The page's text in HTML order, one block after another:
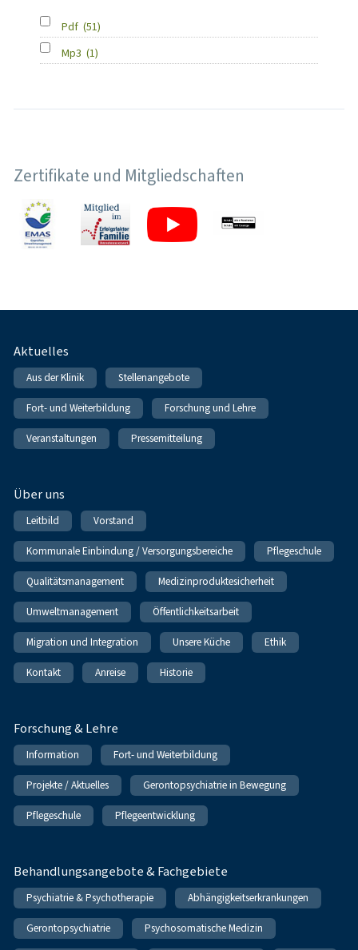
Pdf (51)
Mp3 (1)
Zertifikate und Mitgliedschaften
Fußnavigation
Aktuelles
Aus der Klinik Stellenangebote
Fort- und Weiterbildung Forschung und Lehre
Veranstaltungen Pressemitteilung
Über uns
Leitbild Vorstand
Kommunale Einbindung / Versorgungsbereiche Pflegeschule
Qualitätsmanagement Medizinproduktesicherheit
Umweltmanagement Öffentlichkeitsarbeit
Migration und Integration Unsere Küche Ethik
Kontakt Anreise Historie
Forschung & Lehre
Information Fort- und Weiterbildung
Projekte / Aktuelles Gerontopsychiatrie in Bewegung
Pflegeschule Pflegeentwicklung
Behandlungsangebote & Fachgebiete
Psychiatrie & Psychotherapie Abhängigkeitserkrankungen
Gerontopsychiatrie Psychosomatische Medizin